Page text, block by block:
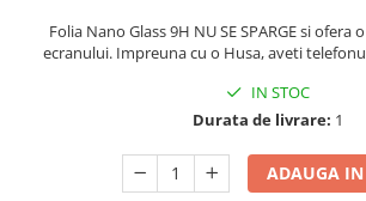
Folia Nano Glass 9H NU SE SPARGE si
ecranului. Impreuna cu o Husa, aveti
IN STOC
Durata de livrare: 1
ADAUGA IN